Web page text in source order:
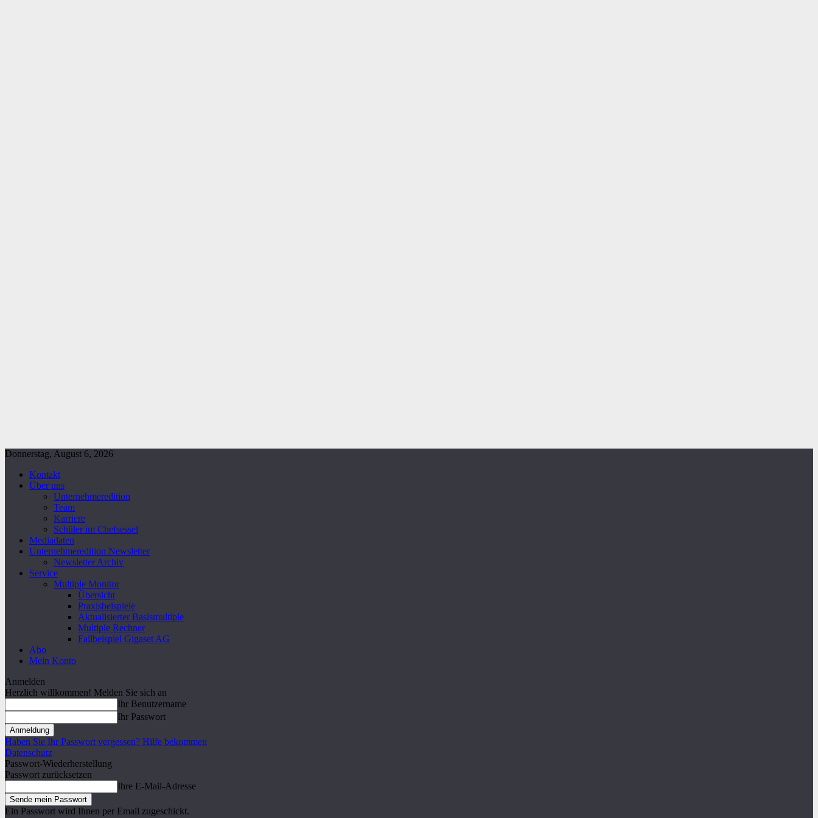
Donnerstag, August 6, 2026
Kontakt
Über uns
Unternehmeredition
Team
Karriere
Schüler im Chefsessel
Mediadaten
Unternehmeredition Newsletter
Newsletter Archiv
Service
Multiple Monitor
Übersicht
Praxisbeispiele
Aktualisierter Basismultiple
Multiple Rechner
Fallbeispiel Gigaset AG
Abo
Mein Konto
Anmelden
Herzlich willkommen! Melden Sie sich an
Ihr Benutzername
Ihr Passwort
Haben Sie Ihr Passwort vergessen? Hilfe bekommen
Datenschutz
Passwort-Wiederherstellung
Passwort zurücksetzen
Ihre E-Mail-Adresse
Ein Passwort wird Ihnen per Email zugeschickt.